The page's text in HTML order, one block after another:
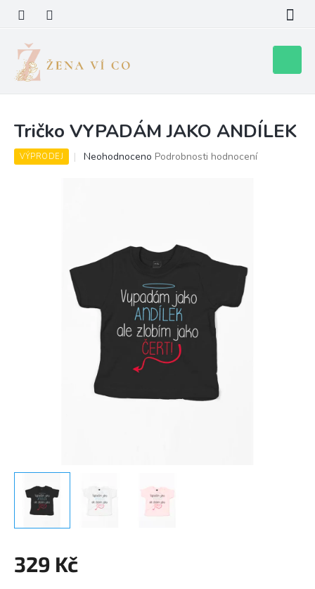
obsah
košík
Tričko VYPADÁM JAKO ANDÍLEK
VÝPRODEJ
Průměrné
hvězdiček.
Neohodnoceno Podrobnosti hodnocení
329 Kč